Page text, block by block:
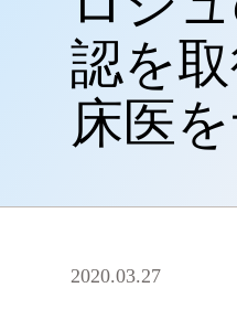
認を
床医
2020.03.27